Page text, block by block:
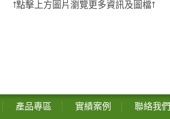
↑點擊上方圖片瀏覽更多資訊及圖檔↑
產品專區 實績案例 聯絡我們